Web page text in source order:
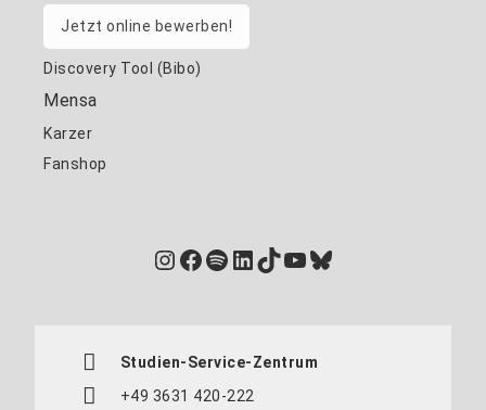
Jetzt online bewerben!
Discovery Tool (Bibo)
Mensa
Karzer
Fanshop
Instagram
Facebook
Spotify
LinkedIn
TikTok
YouTube
Bluesky
Studien-Service-Zentrum
+49 3631 420-222